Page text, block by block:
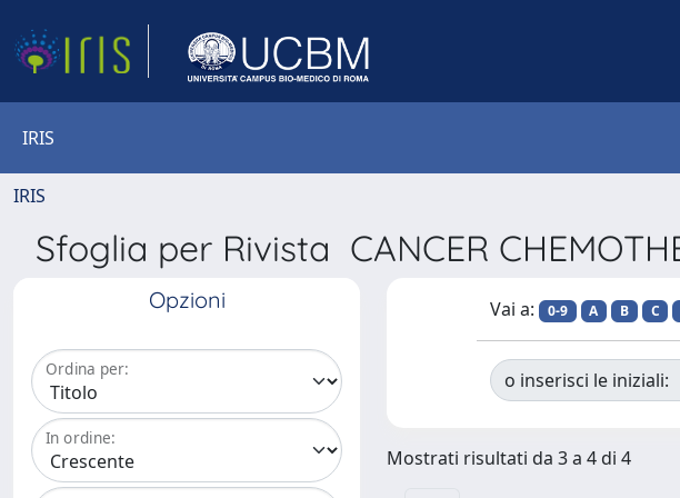
IRIS
IRIS
Sfoglia per Rivista CANCER
Opzioni
Ordina per:
In ordine:
Vai a: 0-9 A B C
o inserisci le iniziali:
Mostrati risultati da 3 a 4 di 4